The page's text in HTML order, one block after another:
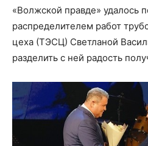
«Волжской правде» удалось
распределителем работ
цеха (ТЭСЦ) Светланой
разделить с ней радость